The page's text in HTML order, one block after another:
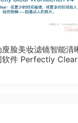
廋脸美妆滤镜智能清
软件 Perfectly Clear